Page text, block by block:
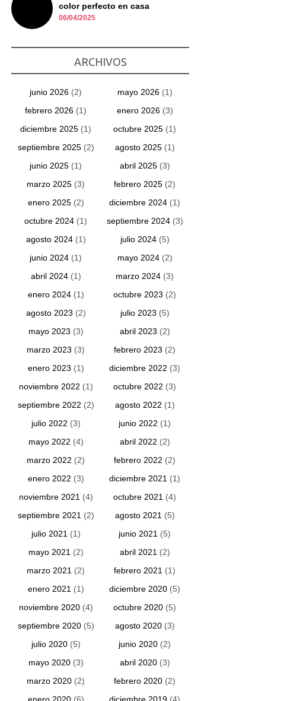
color perfecto en casa
06/04/2025
ARCHIVOS
junio 2026 (2) mayo 2026(1)
febrero 2026 (1) enero 2026(3)
diciembre 2025 (1) octubre 2025 (1)
septiembre 2025(2) agosto 2025(1)
junio 2025 (1) abril 2025(3)
marzo 2025 (3) febrero 2025 (2)
enero 2025(2) diciembre 2024 (1)
octubre 2024 (1) septiembre 2024(3)
agosto 2024(1) julio 2024(5)
junio 2024 (1) mayo 2024(2)
abril 2024(1) marzo 2024 (3)
enero 2024(1) octubre 2023 (2)
agosto 2023 (2) julio 2023 (5)
mayo 2023 (3) abril 2023 (2)
marzo 2023 (3) febrero 2023 (2)
enero 2023 (1) diciembre 2022 (3)
noviembre 2022 (1) octubre 2022 (3)
septiembre 2022 (2) agosto 2022 (1)
julio 2022 (3) junio 2022 (1)
mayo 2022 (4) abril 2022 (2)
marzo 2022 (2) febrero 2022 (2)
enero 2022 (3) diciembre 2021 (1)
noviembre 2021 (4) octubre 2021 (4)
septiembre 2021 (2) agosto 2021 (5)
julio 2021 (1) junio 2021 (5)
mayo 2021 (2) abril 2021 (2)
marzo 2021 (2) febrero 2021 (1)
enero 2021 (1) diciembre 2020 (5)
noviembre 2020(4) octubre 2020 (5)
septiembre 2020(5) agosto 2020(3)
julio 2020(5) junio 2020 (2)
mayo 2020(3) abril 2020(3)
marzo 2020 (2) febrero 2020 (2)